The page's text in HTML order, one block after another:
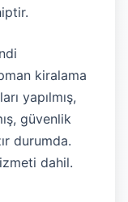
kiralama
yapılmış,
güvenlik
durumda.
dahil.